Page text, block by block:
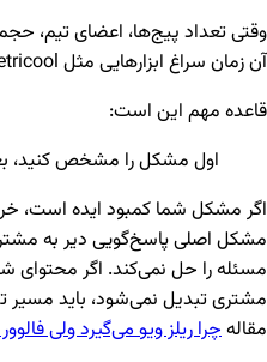
وقتی تعداد پیج‌ها، اعضای تیم،
آن زمان سراغ ابزارهایی مثل Buffer، Metricool یا Later بروید.
قاعده مهم این است:
اول مشکل را مشخص کنید،
اگر مشکل شما کمبود ایده است،
مشکل اصلی پاسخ‌گویی دیر به
مسئله را حل نمی‌کند. اگر محتوای
مشتری تبدیل نمی‌شود، باید مسیر
مقالهچرا ریلز ویو می‌گیرد ولی